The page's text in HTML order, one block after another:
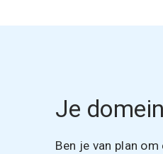
Je
Ben je van plan